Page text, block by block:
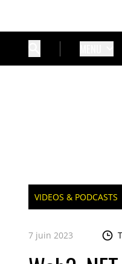
VIDEOS & PODCASTS
7 juin 2023